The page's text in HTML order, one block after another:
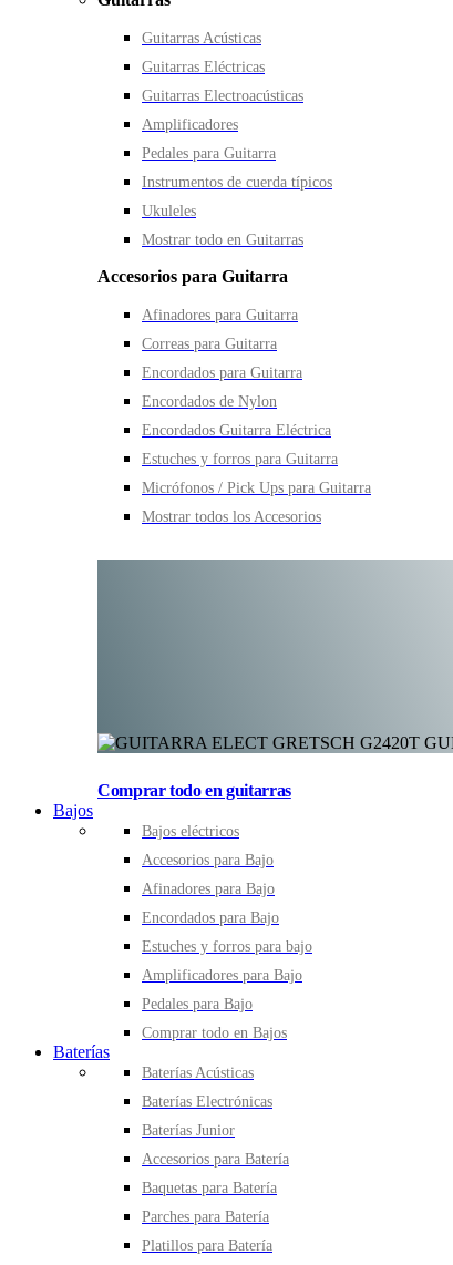
Guitarras Acústicas
Guitarras Eléctricas
Guitarras Electroacústicas
Amplificadores
Pedales para Guitarra
Instrumentos de cuerda típicos
Ukuleles
Mostrar todo en Guitarras
Accesorios para Guitarra
Afinadores para Guitarra
Correas para Guitarra
Encordados para Guitarra
Encordados de Nylon
Encordados Guitarra Eléctrica
Estuches y forros para Guitarra
Micrófonos / Pick Ups para Guitarra
Mostrar todos los Accesorios
Comprar todo en guitarras
Bajos
Bajos eléctricos
Accesorios para Bajo
Afinadores para Bajo
Encordados para Bajo
Estuches y forros para bajo
Amplificadores para Bajo
Pedales para Bajo
Comprar todo en Bajos
Baterías
Baterías Acústicas
Baterías Electrónicas
Baterías Junior
Accesorios para Batería
Baquetas para Batería
Parches para Batería
Platillos para Batería